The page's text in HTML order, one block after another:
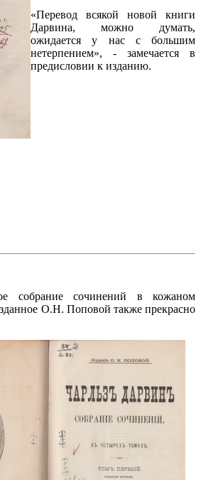
«Перевод всякой новой книги
Дарвина, можно думать,
ожидается у нас с большим
нетерпением», - замечается в
предисловии к изданию.
собрание сочинений в кожаном
О.Н. Поповой также прекрасно